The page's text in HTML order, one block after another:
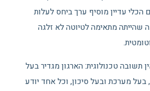
עדיין מוסיף ערך ביחס לעלות
שהייתה מתאימה לטיוטה לא זלגה
תשובה טכנולוגית: הארגון מגדיר בעל
מערכת ובעל סיכון, וכל אחד יודע